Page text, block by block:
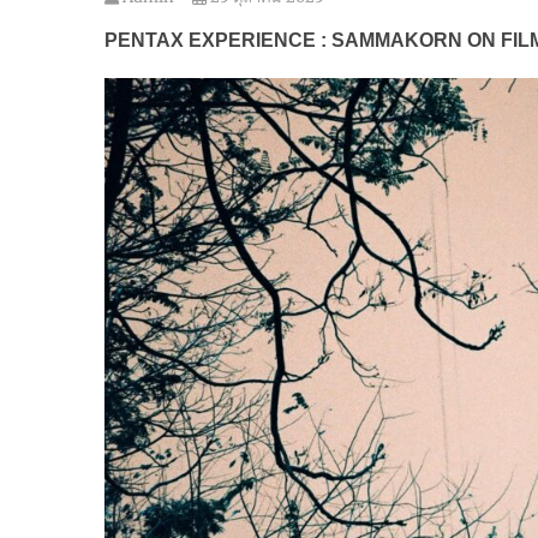
PENTAX EXPERIENCE : SAMMAKORN ON